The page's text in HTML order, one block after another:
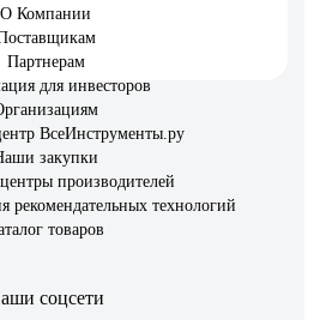
О Компании
Партнерам
для инвесторов
ВсеИнструменты.ру
закупки
производителей
рекомендательных технологий
товаров
соцсети